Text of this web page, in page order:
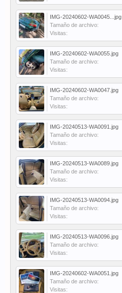
IMG-20240602-WA0045...jpg
Tamaño de archivo:
Visitas:
IMG-20240602-WA0055.jpg
Tamaño de archivo:
Visitas:
IMG-20240602-WA0047.jpg
Tamaño de archivo:
Visitas:
IMG-20240513-WA0091.jpg
Tamaño de archivo:
Visitas:
IMG-20240513-WA0089.jpg
Tamaño de archivo:
Visitas:
IMG-20240513-WA0094.jpg
Tamaño de archivo:
Visitas:
IMG-20240513-WA0096.jpg
Tamaño de archivo:
Visitas:
IMG-20240602-WA0051.jpg
Tamaño de archivo:
Visitas: